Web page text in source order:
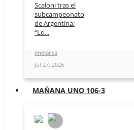
Scaloni tras el
subcampeonato
de Argentina:
“Lo...
enelarea
Jul 27, 2026
MAÑANA UNO 106-3